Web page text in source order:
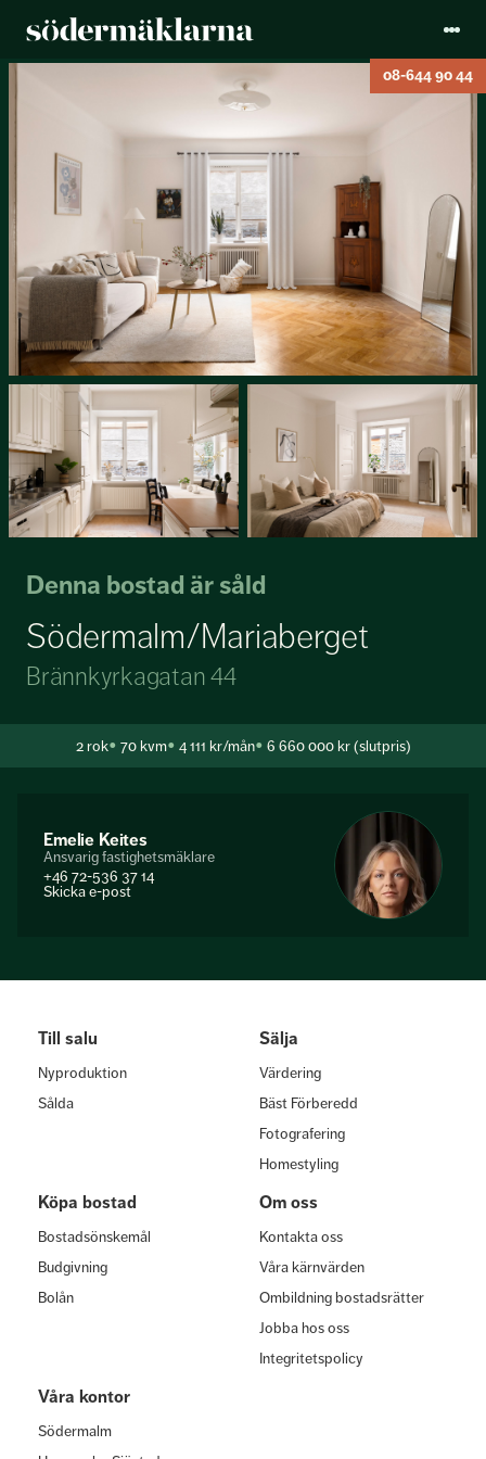
08-644 90 44
Denna bostad är såld
Brännkyrkagatan 44
Södermalm/Mariaberget
2rok 70 kvm 4 111 kr/mån 6 660 000 kr (slutpris)
Emelie Keites
Ansvarig fastighetsmäklare
+46 72-536 37 14
Skicka e-post
Till salu
Nyproduktion
Sålda
Sälja
Värdering
Bäst Förberedd
Fotografering
Homestyling
Köpa bostad
Bostadsönskemål
Budgivning
Bolån
Om oss
Kontakta oss
Våra kärnvärden
Ombildning bostadsrätter
Jobba hos oss
Integritetspolicy
Våra kontor
Södermalm